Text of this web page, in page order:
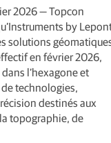
2026 — Topcon
by
solutions
en février 2026,
l’hexagone et
technologies,
destinés aux
topographie, de